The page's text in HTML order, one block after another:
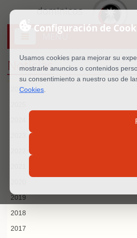
Configuración de
Usamos cookies para mejorar su
mostrarle anuncios o contenidos
su consentimiento a nuestro uso de
Cookies
dominicos
MENU
Noticias
2026
2019
2018
2017